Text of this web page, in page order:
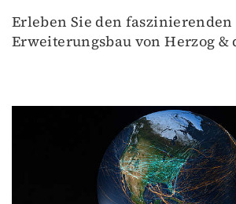
Erleben Sie den faszinierenden
Erweiterungsbau von Herzog &